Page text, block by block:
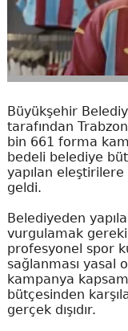
Büyükşehir
tarafından
bin 661 forma
bedeli belediye
yapılan
geldi.
Belediyeden
vurgulamak
profesyonel spor
sağlanması yasal
kampanya
bütçesinden
gerçek dışıdır.